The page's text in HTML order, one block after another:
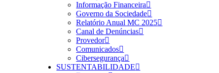
Informação Financeira
Governo da Sociedade
Relatório Anual MC 2025
Canal de Denúncias
Provedor
Comunicados
Cibersegurança
SUSTENTABILIDADE